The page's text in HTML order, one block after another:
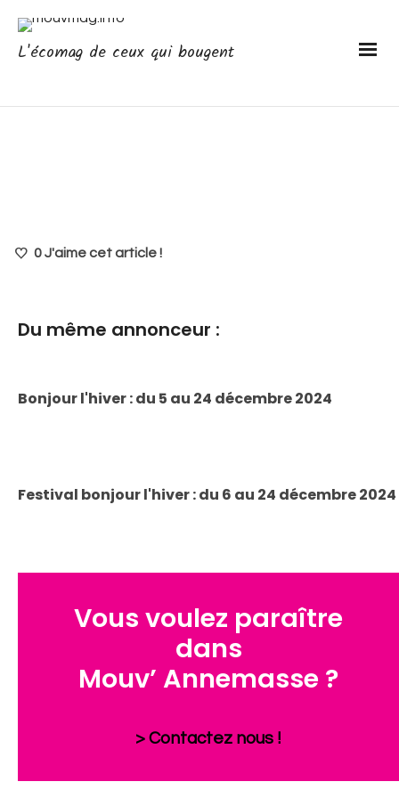
L'écomag de ceux qui bougent
0J'aime cet article !
Du même annonceur :
Bonjour l'hiver : du 5 au 24 décembre 2024
Festival bonjour l'hiver : du 6 au 24 décembre 2024
Vous voulez paraître
dans
Mouv’ Annemasse ?
> Contactez nous !